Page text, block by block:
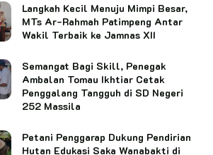
Langkah Kecil Menuju Mimpi Besar,
MTs Ar-Rahmah Patimpeng Antar
Wakil Terbaik ke Jamnas XII
Semangat Bagi Skill, Penegak
Ambalan Tomau Ikhtiar Cetak
Penggalang Tangguh di SD Negeri
252 Massila
Petani Penggarap Dukung Pendirian
Hutan Edukasi Saka Wanabakti di